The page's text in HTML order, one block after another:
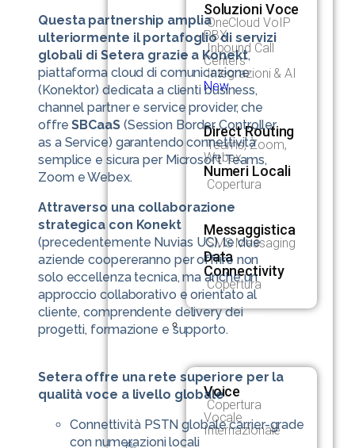
Soluzioni Voce
OneCloud VoIP
PBX
Inbound Call
Centers
Integrazioni & AI
New
Direct Routing
Teams, Zoom,
Webex
Numeri Locali
Copertura
Messaggistica
SMS Messaging
Data
Connectivity
Copertura
SERVIZI
Voice
Copertura
Vocale
Internazionale
Questa partnership amplia
ulteriormente il portafoglio di servizi
globali di Setera grazie a Konekt,
piattaforma cloud di comunicazione
(Konektor) dedicata a clienti business,
channel partner e service provider, che
offreSBCaaS(Session Border Controller
as a Service) garantendo connettività
semplice e sicura per Microsoft Teams,
Zoom e Webex.
Attraverso una collaborazione
strategica con Konekt
(precedentemente Nuvias UC), le due
aziende coopereranno per offrire non
solo eccellenza tecnica, ma anche un
approccio collaborativo e orientato al
cliente, comprendente delivery dei
progetti, formazione e supporto.
Setera offre una rete superiore per la
qualità voce a livello globale
Connettività PSTN globale carrier-grade
con numerazioni locali